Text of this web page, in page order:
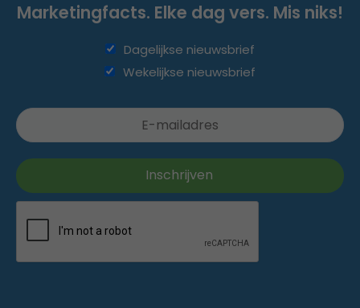
Marketingfacts. Elke dag vers. Mis niks!
Dagelijkse nieuwsbrief
Wekelijkse nieuwsbrief